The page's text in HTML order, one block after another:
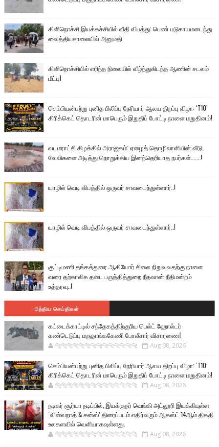
கிளிநொச்சி இயக்கச்சியில் வீதி விபத்து: பெண் படுகாயமடைந்து
வைத்தியசாலையில் அனுமதி
கிளிநொச்சியில் எரிந்த நிலையில் வீழ்ந்துகிடந்த ஆணின் சடலம்
மீட்பு!
செம்பியன்பற்று புனித பிலிப்பு நேரியார் ஆலய திறப்பு விழா: ‘T10’
கிரிக்கெட் தொடரின் மாபெரும் இறுதிப் போட்டி நாளை மறுதினம்!
வடமராட்சி கிழக்கில் அராஜகம்: ஏழைத் தொழிலாளியின் வீடு,
வேலிகளை அடித்து நொறுக்கிய இனந்தெரியாத நபர்கள்.......!
யாழில் வெடி விபத்தில் ஒருவர் சாவடைந்துள்ளார்..!
யாழில் வெடி விபத்தில் ஒருவர் சாவடைந்துள்ளார்..!
குட்டிமணி தங்கத்துரை ஆகியோர் சிலை நிறுவுவதற்கு நாளை
வரை தற்காலிக தடை பருத்தித்துறை நீதவான் நீதிமன்றம்
உத்தரவு..!
பிந்திய செய்திகள்
கட்டைக்காட்டில் சந்தேகத்திற்குரிய பெல்ட் ஹோல்டர்
கண்டெடுப்பு மருதாங்ககேணி போலீசார் விசாரணை!
🐅🐅🐅🐅🐅🐅🐆🐆🐆🐆🐆🐆🐆🐆 Aug 08, 2026
செம்பியன்பற்று புனித பிலிப்பு நேரியார் ஆலய திறப்பு விழா: ‘T10’
கிரிக்கெட் தொடரின் மாபெரும் இறுதிப் போட்டி நாளை மறுதினம்!
🐅🐅🐅🐅🐅🐅🐆🐆🐆🐆🐆🐆🐆🐆 Aug 08, 2026
நடிகர் சூர்யா நடிப்பில், இயக்குநர் வெங்கி அட்லூரி இயக்கியுள்ள
‘விஸ்வநாத் & சன்ஸ்’ திரைப்படம் எதிர்வரும் ஆகஸ்ட் 14ஆம் திகதி
உலகளவில் வெளியாகவுள்ளது.
🐅🐅🐅🐅🐅🐅🐆🐆🐆🐆🐆🐆🐆🐆 Aug 08, 2026